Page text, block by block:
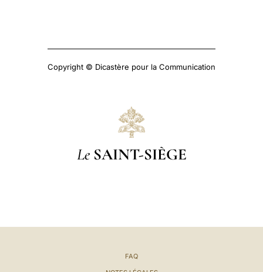
Copyright © Dicastère pour la Communication
Le SAINT-SIÈGE
FAQ